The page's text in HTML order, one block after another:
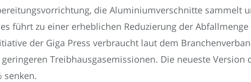
die Aluminiumverschnitte sammelt
führt zu einer erheblichen Reduzierung der
der Giga Press verbraucht laut dem
Treibhausgasemissionen. Die neueste Version
senken.